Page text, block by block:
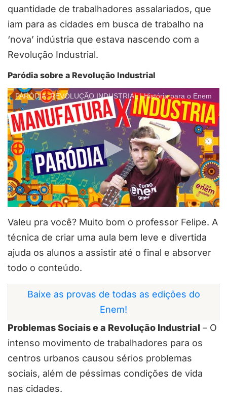
quantidade de trabalhadores assalariados, que
iam para as cidades em busca de trabalho na
‘nova’ indústria que estava nascendo com a
Revolução Industrial.
Paródia sobre a Revolução Industrial
PARÓDIA: REVOLUÇÃO INDUSTRIAL | História para o Enem
Valeu pra você? Muito bom o professor Felipe. A
técnica de criar uma aula bem leve e divertida
ajuda os alunos a assistir até o final e absorver
todo o conteúdo.
Baixe as provas de todas as edições do
Enem!
Problemas Sociais e a Revolução Industrial – O
intenso movimento de trabalhadores para os
centros urbanos causou sérios problemas
sociais, além de péssimas condições de vida
nas cidades.